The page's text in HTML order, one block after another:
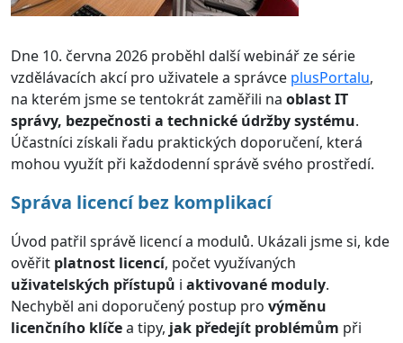
Dne 10. června 2026 proběhl další webinář ze série
vzdělávacích akcí pro uživatele a správce plusPortalu,
na kterém jsme se tentokrát zaměřili na oblast IT
správy, bezpečnosti a technické údržby systému.
Účastníci získali řadu praktických doporučení, která
mohou využít při každodenní správě svého prostředí.
Správa licencí bez komplikací
Úvod patřil správě licencí a modulů. Ukázali jsme si, kde
ověřit platnost licencí, počet využívaných
uživatelských přístupů i aktivované moduly.
Nechyběl ani doporučený postup pro výměnu
licenčního klíčea tipy, jak předejít problémům při